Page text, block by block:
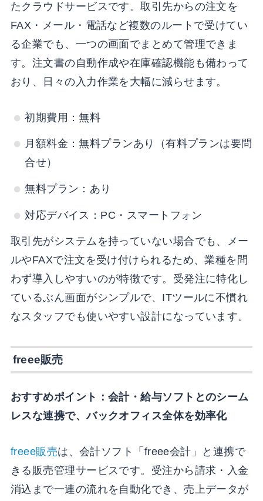
たクラウドサービスです。取引先からの注文を
FAX・メール・電話など複数のルートで受けてい
る企業でも、一つの画面でまとめて管理できま
す。注文書の自動作成や在庫確認機能も備わって
おり、日々の入力作業を大幅に減らせます。
初期費用：無料
月額料金：無料プランあり（有料プランは要問
合せ）
無料プラン：あり
対応デバイス：PC・スマートフォン
取引先がシステムを持っていない場合でも、メー
ルやFAXで注文を受け付けられるため、業種を問
わず導入しやすいのが特徴です。受発注に特化し
ているぶん画面がシンプルで、ITツールに不慣れ
なスタッフでも使いやすい設計になっています。
freee販売
おすすめポイント：会計・給与ソフトとのシーム
レスな連携で、バックオフィス全体を効率化
freee販売は、会計ソフト「freee会計」と連携で
きる販売管理サービスです。受注から請求・入金
消込まで一連の流れを自動化でき、売上データが